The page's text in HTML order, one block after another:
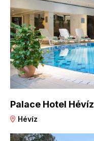
Palace Hotel Hévíz
Hévíz